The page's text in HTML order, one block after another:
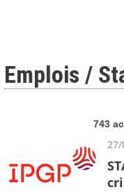
Emplois /
743
27/